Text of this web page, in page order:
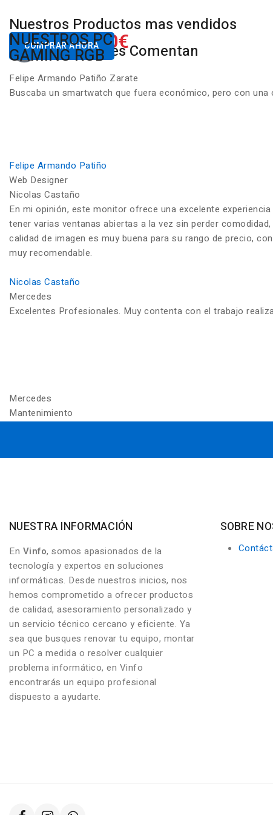
Nuestros Productos mas vendidos
Desde650.00€
COMPRAR AHORA
NUESTROS PC
GAMING RGB
Nuestros Clientes Comentan
Felipe Armando Patiño Zarate
Buscaba un smartwatch que fuera económico, pero con
Felipe Armando Patiño
Web Designer
Nicolas Castaño
En mi opinión, este monitor ofrece una excelente
tener varias ventanas abiertas a la vez sin perder
calidad de imagen es muy buena para su rango de precio,
muy recomendable.
Nicolas Castaño
Mercedes
Excelentes Profesionales. Muy contenta con el trabajo
Mercedes
Mantenimiento
NUESTRA INFORMACIÓN
En Vinfo, somos apasionados de la
tecnología y expertos en soluciones
informáticas. Desde nuestros inicios, nos
hemos comprometido a ofrecer productos
de calidad, asesoramiento personalizado y
un servicio técnico cercano y eficiente. Ya
sea que busques renovar tu equipo, montar
un PC a medida o resolver cualquier
problema informático, en Vinfo
encontrarás un equipo profesional
dispuesto a ayudarte.
SOBRE